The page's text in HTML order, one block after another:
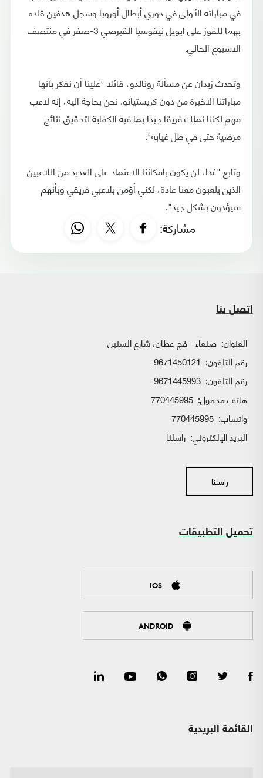
في مباراته الأولى في دوري أبطال أوروبا وسجل هدفين قاده
بهما للفوز على ابويل نيقوسيا القبرصي 3-صفر في منتصف
الاسبوع الحالي.
وتحدث زيدان عن مسألة رونالدو، قائلا "علينا أن نفكر بأنها
مباراتنا الأخيرة من دون كريستيانو. نحن بحاجة اليه، إنه لاعب
مهم لكننا نملك فريقا جيدا بما فيه الكفاية لتحقيق نتائج
مرضية حتى في ظل غيابه".
وتابع "غدا، لن يكون بامكاننا الاعتماد على العديد من اللاعبين
الذين يلعبون معنا عادة، لكني أؤمن بلاعبي فريقي وبأنهم
سيؤدون بشكل جيد".
مشاركة:
اتصل بنا
العنوان: صنعاء - فج عطان، شارع الستين
رقم التلفون: 9671450121
رقم التلفون: 9671445993
هاتف محمول: 770445995
واتساب:
البريد الإلكتروني: راسلنا
راسلنا
تحميل التطبيقات
IOS
ANDROID
القائمة البريدية